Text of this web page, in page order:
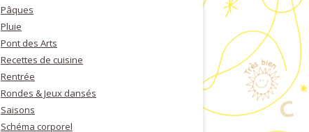
Pâques
Pluie
Pont des Arts
Recettes de cuisine
Rentrée
Rondes & Jeux dansés
Saisons
Schéma corporel